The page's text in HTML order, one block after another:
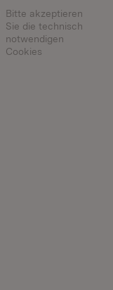
Bitte akzeptieren
Sie die technisch
notwendigen
Cookies